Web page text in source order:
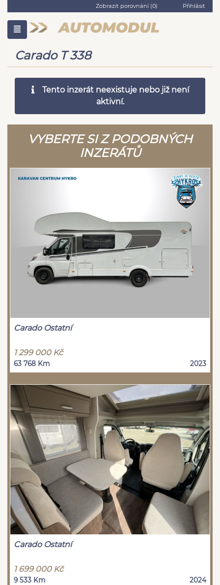
Zobrazit porovnání (0) Přihlásit
Carado T 338
Tento inzerát neexistuje nebo již není
aktivní.
VYBERTE SI Z PODOBNÝCH
INZERÁTŮ
Carado Ostatní
1 299 000 Kč
63 768 Km 2023
Carado Ostatní
1 699 000 Kč
9 533 Km 2024